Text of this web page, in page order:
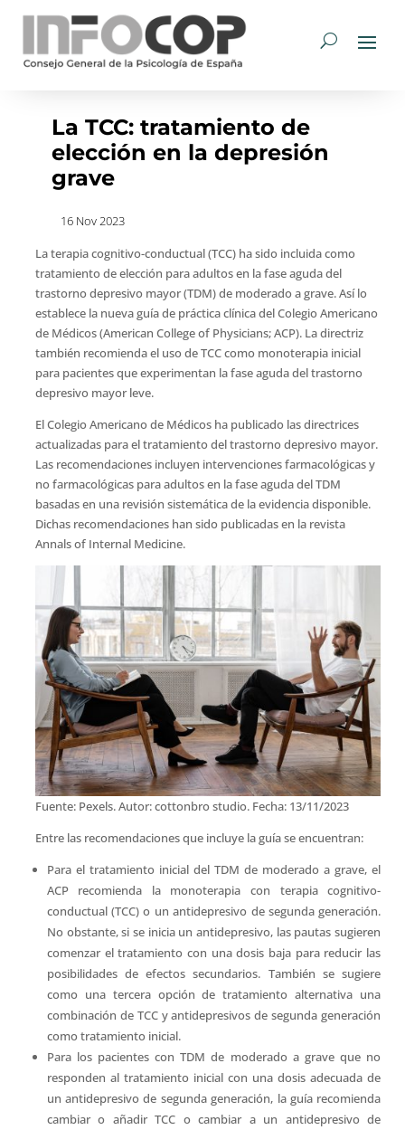
La TCC: tratamiento de
elección en la depresión
grave
16 Nov 2023
La terapia cognitivo-conductual (TCC) ha sido incluida como
tratamiento de elección para adultos en la fase aguda del
trastorno depresivo mayor (TDM) de moderado a grave. Así lo
establece la nueva guía de práctica clínica del Colegio Americano
de Médicos (American College of Physicians; ACP). La directriz
también recomienda el uso de TCC como monoterapia inicial
para pacientes que experimentan la fase aguda del trastorno
depresivo mayor leve.
El Colegio Americano de Médicos ha publicado las directrices
actualizadas para el tratamiento del trastorno depresivo mayor.
Las recomendaciones incluyen intervenciones farmacológicas y
no farmacológicas para adultos en la fase aguda del TDM
basadas en una revisión sistemática de la evidencia disponible.
Dichas recomendaciones han sido publicadas en la revista
Annals of Internal Medicine.
Fuente: Pexels. Autor: cottonbro studio. Fecha: 13/11/2023
Entre las recomendaciones que incluye la guía se encuentran:
Para el tratamiento inicial del TDM de moderado a grave, el
ACP recomienda la monoterapia con terapia cognitivo-
conductual (TCC) o un antidepresivo de segunda generación.
No obstante, si se inicia un antidepresivo, las pautas sugieren
comenzar el tratamiento con una dosis baja para reducir las
posibilidades de efectos secundarios. También se sugiere
como una tercera opción de tratamiento alternativa una
combinación de TCC y antidepresivos de segunda generación
como tratamiento inicial.
Para los pacientes con TDM de moderado a grave que no
responden al tratamiento inicial con una dosis adecuada de
un antidepresivo de segunda generación, la guía recomienda
cambiar o añadir TCC o cambiar a un antidepresivo de